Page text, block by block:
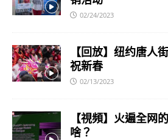
02/24/2023
【回放】纽约唐人
祝新春
02/13/2023
【視頻】火遍全网
啥？